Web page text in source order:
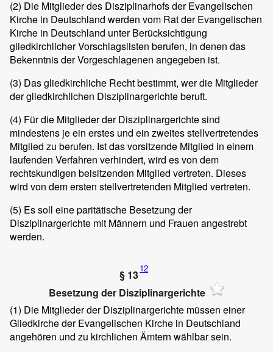
(2) Die Mitglieder des Disziplinarhofs der Evangelischen
Kirche in Deutschland werden vom Rat der Evangelischen
Kirche in Deutschland unter Berücksichtigung
gliedkirchlicher Vorschlagslisten berufen, in denen das
Bekenntnis der Vorgeschlagenen angegeben ist.
(3) Das gliedkirchliche Recht bestimmt, wer die Mitglieder
der gliedkirchlichen Disziplinargerichte beruft.
(4) Für die Mitglieder der Disziplinargerichte sind
mindestens je ein erstes und ein zweites stellvertretendes
Mitglied zu berufen. Ist das vorsitzende Mitglied in einem
laufenden Verfahren verhindert, wird es von dem
rechtskundigen beisitzenden Mitglied vertreten. Dieses
wird von dem ersten stellvertretenden Mitglied vertreten.
(5) Es soll eine paritätische Besetzung der
Disziplinargerichte mit Männern und Frauen angestrebt
werden.
§ 1312
Besetzung der Disziplinargerichte
(1) Die Mitglieder der Disziplinargerichte müssen einer
Gliedkirche der Evangelischen Kirche in Deutschland
angehören und zu kirchlichen Ämtern wählbar sein.